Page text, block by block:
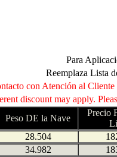
Para
Reemplaza Lista
con Atención al
discount may apply.
Peso DE la Nave
Precio
28.504
34.982